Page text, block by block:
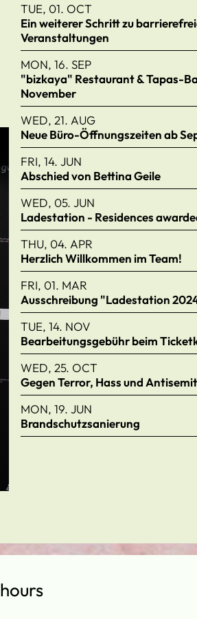
TUE, 01. OCT
Ein weiterer Schritt zu
Veranstaltungen
MON, 16. SEP
"bizkaya" Restaurant & Tapas-
November
WED, 21. AUG
Neue Büro-Öffnungszeiten ab
FRI, 14. JUN
Abschied von Bettina Geile
WED, 05. JUN
Ladestation - Residences
THU, 04. APR
Herzlich Willkommen im Team!
FRI, 01. MAR
Ausschreibung "Ladestation
TUE, 14. NOV
Bearbeitungsgebühr beim
WED, 25. OCT
Gegen Terror, Hass und
MON, 19. JUN
Brandschutzsanierung